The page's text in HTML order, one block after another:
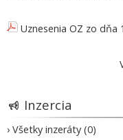
Uznesenia OZ zo dňa
Inzercia
› Všetky inzeráty (0)